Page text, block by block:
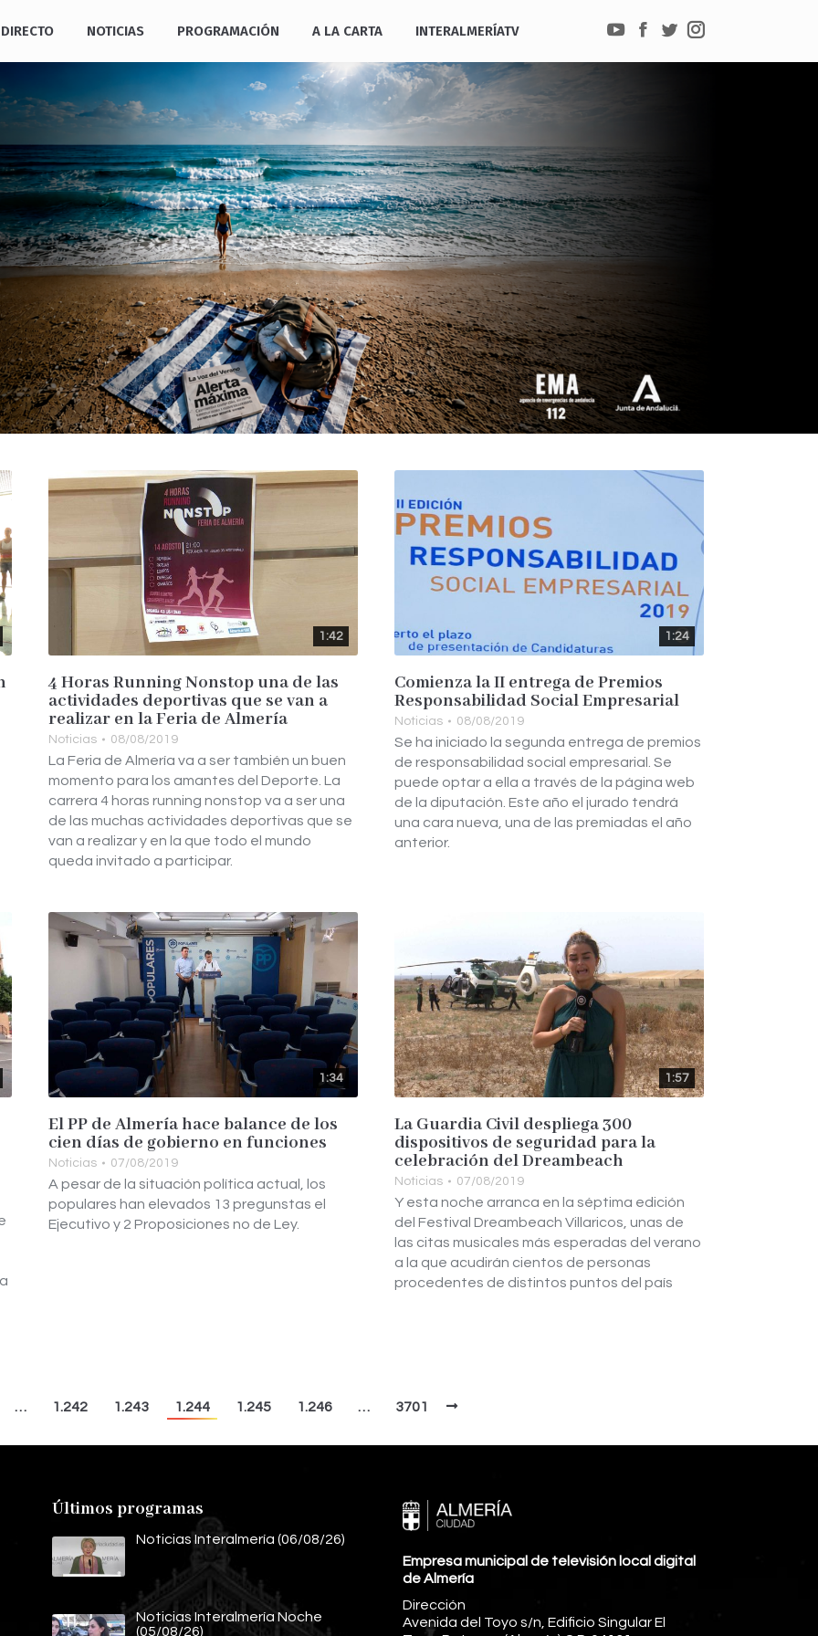
DIRECTO NOTICIAS PROGRAMACIÓN A LA CARTA INTERALMERÍATV
YouTube
Facebook
TwitterInstagram
1:42
4 Horas Running Nonstop una de las
actividades deportivas que se van a
realizar en la Feria de Almería
Noticias 08/08/2019
La Feria de Almería va a ser también un buen
momento para los amantes del Deporte. La
carrera 4 horas running nonstop va a ser una
de las muchas actividades deportivas que se
van a realizar y en la que todo el mundo
queda invitado a participar.
1:24
Comienza la II entrega de Premios
Responsabilidad Social Empresarial
Noticias 08/08/2019
Se ha iniciado la segunda entrega de premios
de responsabilidad social empresarial. Se
puede optar a ella a través de la página web
de la diputación. Este año el jurado tendrá
una cara nueva, una de las premiadas el año
anterior.
1:34
El PP de Almería hace balance de los
cien días de gobierno en funciones
Noticias 07/08/2019
A pesar de la situación política actual, los
populares han elevados 13 pregunstas el
Ejecutivo y 2 Proposiciones no de Ley.
1:57
La Guardia Civil despliega 300
dispositivos de seguridad para la
celebración del Dreambeach
Noticias 07/08/2019
Y esta noche arranca en la séptima edición
del Festival Dreambeach Villaricos, unas de
las citas musicales más esperadas del verano
a la que acudirán cientos de personas
procedentes de distintos puntos del país
… 1.242 1.243 1.244 1.245 1.246 … 3701
Últimos programas
Noticias Interalmería (06/08/26)
Noticias Interalmería Noche
(05/08/26)
Empresa municipal de televisión local digital
de Almería
Dirección
Avenida del Toyo s/n, Edificio Singular El